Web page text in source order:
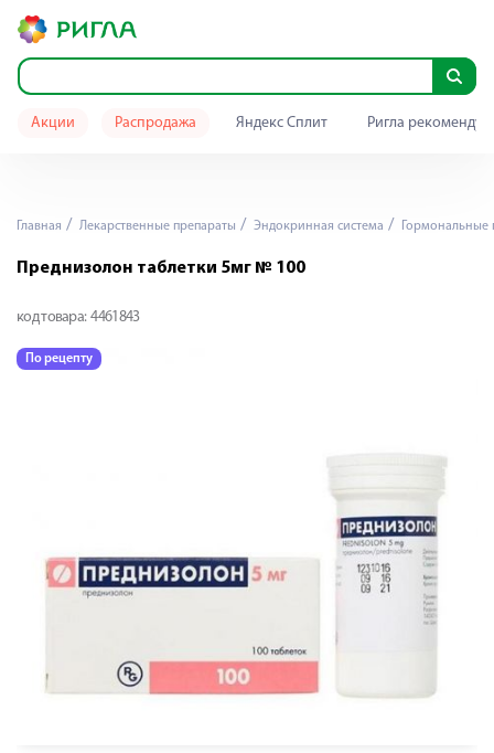
Акции Распродажа Яндекс Сплит Ригла
Главная Лекарственные препараты Эндокринная система Гормональные
Преднизолон таблетки 5мг № 100
код товара: 4461843
По рецепту